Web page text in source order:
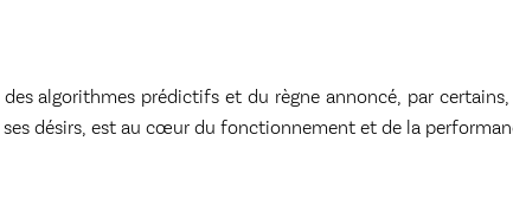
algorithmes prédictifs et du règne annoncé, par
désirs, est au cœur du fonctionnement et de la